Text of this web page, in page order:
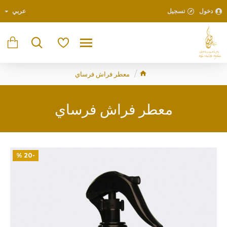
دخول تسجيل عربي
معطر فراش فرساي
معطر فراش فرساي
-20 %